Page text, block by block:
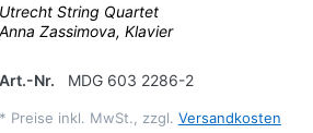
Utrecht String Quartet
Anna Zassimova, Klavier
Art.-Nr. MDG 603 2286-2
* Preise inkl. MwSt., zzgl. Versandkosten